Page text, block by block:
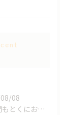
08
お盆期間もとくにお休みは決めず